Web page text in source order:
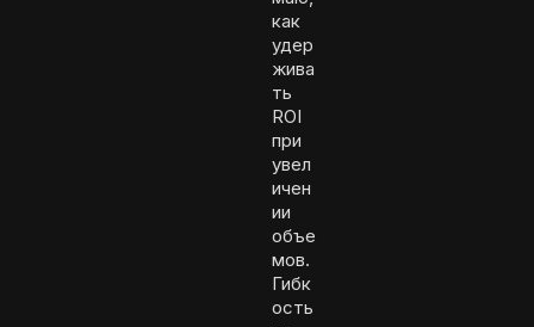
как
удер
жива
ть
ROI
при
увел
ичен
ии
объе
мов.
Гибк
ость